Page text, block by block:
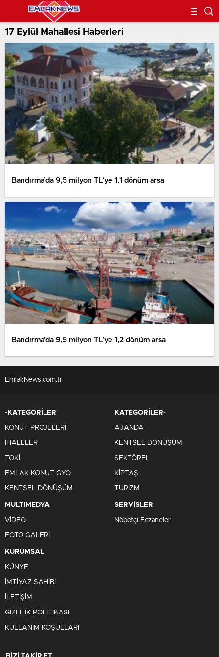
17 Eylül Mahallesi Haberleri
Bandırma’da 9,5 milyon TL’ye 1,1 dönüm arsa
Bandırma’da 9,5 milyon TL’ye 1,2 dönüm arsa
EmlakNews.com.tr
-KATEGORİLER
KONUT PROJELERİ
İHALELER
TOKİ
EMLAK KONUT GYO
KENTSEL DÖNÜŞÜM
KATEGORİLER-
AJANDA
KENTSEL DÖNÜŞÜM
SEKTÖREL
KİPTAŞ
TURİZM
MULTIMEDYA
VİDEO
FOTO GALERİ
SERVİSLER
Nöbetçi Eczaneler
KURUMSAL
KÜNYE
İMTİYAZ SAHİBİ
İLETİŞİM
GİZLİLİK POLİTİKASI
KULLANIM KOŞULLARI